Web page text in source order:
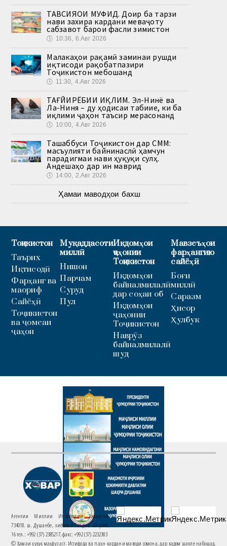
ТАВСИЯҲОИ МУФИД. Доир ба тарзи
нави захира кардани меваҷоту
сабзавот барои фасли зимистон
🕔 10:36, 6.Авг 2026
Малакаҳои рақамӣ заминаи рушди
иқтисоди рақобатпазири
Тоҷикистон мебошанд
🕔 11:30, 4.Авг 2026
ТАҒЙИРЁБИИ ИҚЛИМ. Эл-Нинё ва
Ла-Ниня – ду ҳодисаи табиие, ки ба
иқлими ҷаҳон таъсир мерасонанд
🕔 10:00, 4.Авг 2026
Ташаббуси Тоҷикистон дар СММ:
масъулияти байнинаслӣ ҳамчун
парадигмаи нави ҳуқуқи сулҳ.
Андешаҳо дар ин маврид
🕔 14:00, 2.Авг 2026
Ҳамаи маводҳои бахш
Тоҷикистон
Таърих
Иқтисодӣ
Фарҳанг ва
маориф
Сайёҳӣ
Тоҷикистон
ва ҷомеаи
ҷаҳон
Муқаддасоти
миллӣ
Нишон
Парчам
Суруд
Пул
Иқдомҳои
ҷаҳонии
Тоҷикистон
Иқдомҳои
байналмилалӣ
дар соҳаи об
Иқдомҳои
ҷаҳонии
Тоҷикистон
Наврӯз
байналмилалӣ
шуд
Мавзеъҳои
фарҳангию
сайёҳӣ
Боғи
миллӣ
Саразм
Ҳисор
Ҳулбук
Агентии Миллии Иттилоотии Тоҷикистон
734018. ш. Душанбе, хиёбони Саъдии Шерозӣ,
16 тел.: +992 (37) 2385217, факс: +992 (37) 2232383
© Ҳамаи ҳуқуқ маҳфуз аст. Истифода ва паҳн кардани маводи сомона, дар кадом шакле набошад,